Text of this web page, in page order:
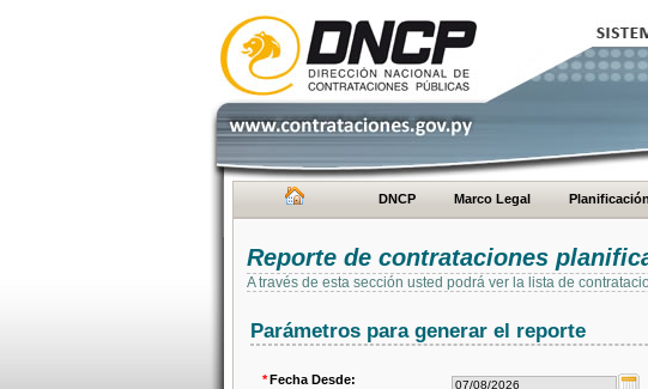
DNCP Marco Legal Planificación
Reporte de contrataciones
A través de esta sección usted podrá ver la lista de
Parámetros para generar el reporte
*Fecha Desde: